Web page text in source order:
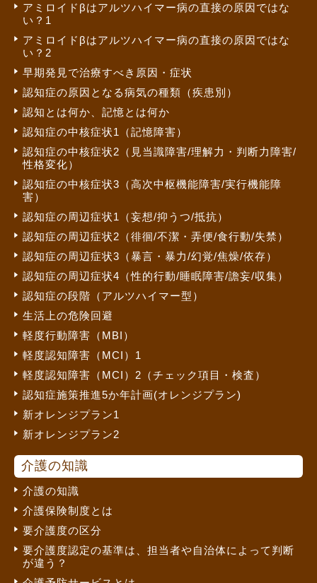
アミロイドβはアルツハイマー病の直接の原因ではな
い？1
アミロイドβはアルツハイマー病の直接の原因ではな
い？2
早期発見で治療すべき原因・症状
認知症の原因となる病気の種類（疾患別）
認知とは何か、記憶とは何か
認知症の中核症状1（記憶障害）
認知症の中核症状2（見当識障害/理解力・判断力障害/
性格変化）
認知症の中核症状3（高次中枢機能障害/実行機能障
害）
認知症の周辺症状1（妄想/抑うつ/抵抗）
認知症の周辺症状2（徘徊/不潔・弄便/食行動/失禁）
認知症の周辺症状3（暴言・暴力/幻覚/焦燥/依存）
認知症の周辺症状4（性的行動/睡眠障害/譫妄/収集）
認知症の段階（アルツハイマー型）
生活上の危険回避
軽度行動障害（MBI）
軽度認知障害（MCI）1
軽度認知障害（MCI）2（チェック項目・検査）
認知症施策推進5か年計画(オレンジプラン)
新オレンジプラン1
新オレンジプラン2
介護の知識
介護の知識
介護保険制度とは
要介護度の区分
要介護度認定の基準は、担当者や自治体によって判断
が違う？